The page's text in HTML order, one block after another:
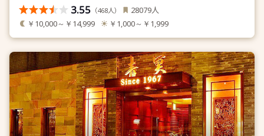
3.55 （468人） 28079人
￥10,000～￥14,999 ￥1,000～￥1,999